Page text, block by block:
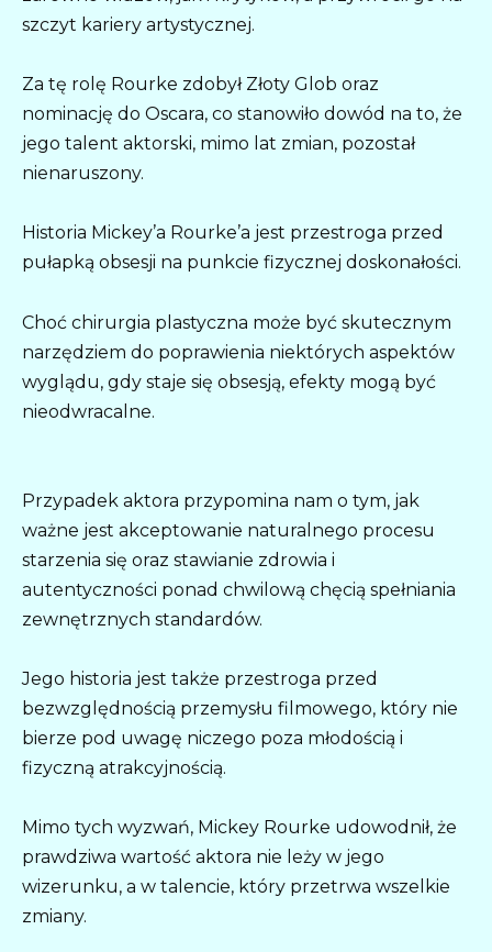
szczyt kariery artystycznej.
Za tę rolę Rourke zdobył Złoty Glob oraz
nominację do Oscara, co stanowiło dowód na to, że
jego talent aktorski, mimo lat zmian, pozostał
nienaruszony.
Historia Mickey’a Rourke’a jest przestroga przed
pułapką obsesji na punkcie fizycznej doskonałości.
Choć chirurgia plastyczna może być skutecznym
narzędziem do poprawienia niektórych aspektów
wyglądu, gdy staje się obsesją, efekty mogą być
nieodwracalne.
Przypadek aktora przypomina nam o tym, jak
ważne jest akceptowanie naturalnego procesu
starzenia się oraz stawianie zdrowia i
autentyczności ponad chwilową chęcią spełniania
zewnętrznych standardów.
Jego historia jest także przestroga przed
bezwzględnością przemysłu filmowego, który nie
bierze pod uwagę niczego poza młodością i
fizyczną atrakcyjnością.
Mimo tych wyzwań, Mickey Rourke udowodnił, że
prawdziwa wartość aktora nie leży w jego
wizerunku, a w talencie, który przetrwa wszelkie
zmiany.